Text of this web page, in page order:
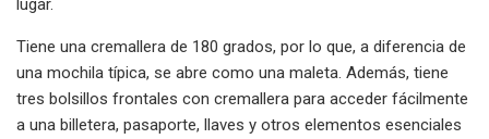
lugar.
Tiene una cremallera de 180 grados, por lo que, a diferencia de
una mochila típica, se abre como una maleta. Además, tiene
tres bolsillos frontales con cremallera para acceder fácilmente
a una billetera, pasaporte, llaves y otros elementos esenciales